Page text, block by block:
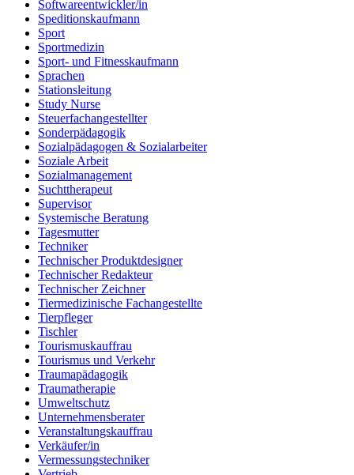
Softwareentwickler/in
Speditionskaufmann
Sport
Sportmedizin
Sport- und Fitnesskaufmann
Sprachen
Stationsleitung
Study Nurse
Steuerfachangestellter
Sonderpädagogik
Sozialpädagogen & Sozialarbeiter
Soziale Arbeit
Sozialmanagement
Suchttherapeut
Supervisor
Systemische Beratung
Tagesmutter
Techniker
Technischer Produktdesigner
Technischer Redakteur
Technischer Zeichner
Tiermedizinische Fachangestellte
Tierpfleger
Tischler
Tourismuskauffrau
Tourismus und Verkehr
Traumapädagogik
Traumatherapie
Umweltschutz
Unternehmensberater
Veranstaltungskauffrau
Verkäufer/in
Vermessungstechniker